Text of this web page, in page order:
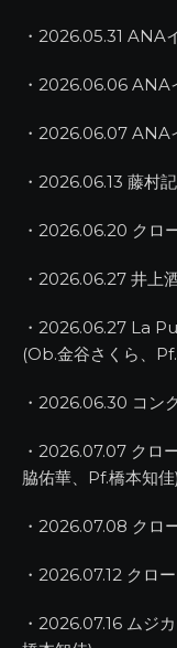
・2026.05.31 ANA
・2026.06.06 ANA
・2026.06.07 ANA
・2026.06.13 藤村
・2026.06.20 クロ
・2026.06.27 井上
・2026.06.27 La
(Ob.金谷さくら、
・2026.06.30 コン
・2026.07.07 クロ
脇佑華、Pf.橋本知佳)
・2026.07.08 クロ
・2026.07.12 クロ
・2026.07.16 ムジ